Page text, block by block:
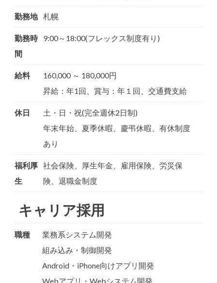
勤務地 札幌
勤務時
間
9:00～18:00(フレックス制度有り)
給料
160,000 ～ 180,000円
昇給：年1回、賞与：年１回、交通費支給
休日
土・日・祝(完全週休2日制)
年末年始、夏季休暇、慶弔休暇、有休制度
あり
福利厚
生
社会保険、厚生年金、雇用保険、労災保
険、退職金制度
キャリア採用
職種
業務系システム開発
組み込み・制御開発
Android・iPhone向けアプリ開発
Webアプリ・Webシステム開発